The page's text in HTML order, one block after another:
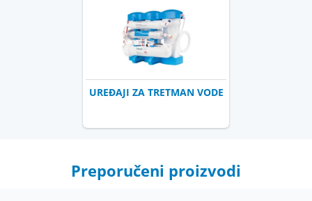
UREĐAJI ZA TRETMAN VODE
Preporučeni proizvodi